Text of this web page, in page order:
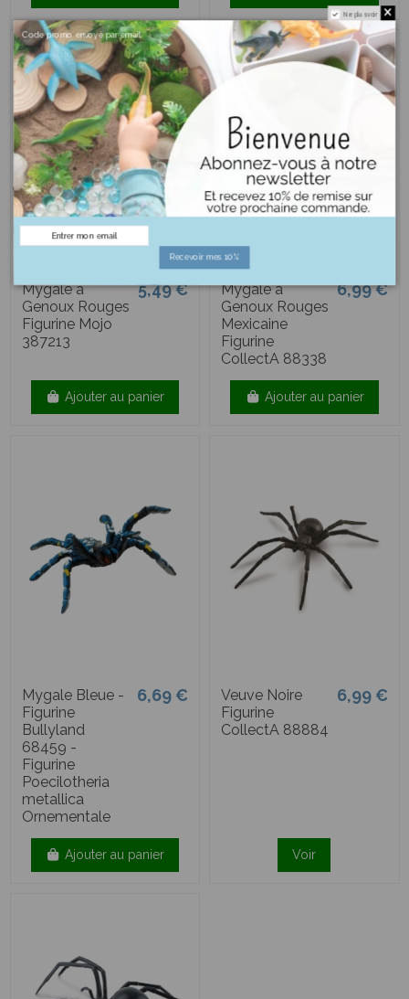
Mygale à
Genoux Rouges
Figurine Mojo
387213
5,49 €
Ajouter au panier
Mygale à
Genoux Rouges
Mexicaine
Figurine
CollectA 88338
6,99 €
Ajouter au panier
Mygale Bleue -
Figurine
Bullyland
68459 -
Figurine
Poecilotheria
metallica
Ornementale
6,69 €
Ajouter au panier
Veuve Noire
Figurine
CollectA 88884
6,99 €
Voir
Ne plus voir
Code promo envoyé par email
Recevoir mes 10%